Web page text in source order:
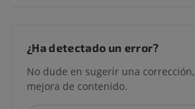
¿Ha detectado un error?
No dude en sugerir una
mejora de contenido.